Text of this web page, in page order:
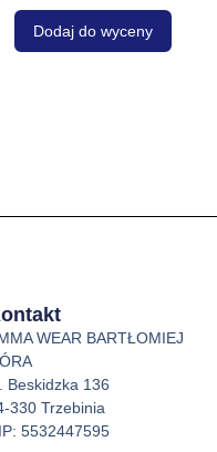
Dodaj do wyceny
WEAR BARTŁOMIEJ
Beskidzka 136
330 Trzebinia
5532447595